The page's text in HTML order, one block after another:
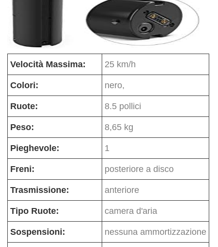
Velocità Massima: 25 km/h
Colori: nero,
Ruote: 8.5 pollici
Peso: 8,65 kg
Pieghevole: 1
Freni: posteriore a disco
Trasmissione: anteriore
Tipo Ruote: camera d'aria
Sospensioni: nessuna ammortizzazione